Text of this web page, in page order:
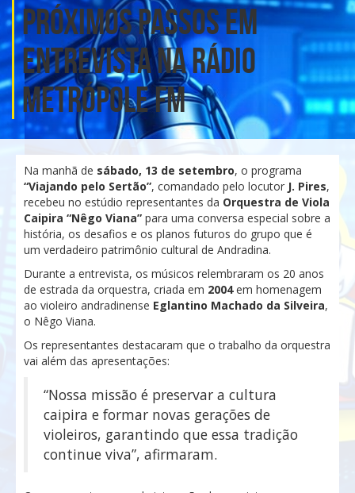
próximos passos em
entrevista na Rádio
Metrópole FM
Na manhã de sábado, 13 de setembro, o programa
“Viajando pelo Sertão”, comandado pelo locutor J. Pires,
recebeu no estúdio representantes da Orquestra de Viola
Caipira “Nêgo Viana” para uma conversa especial sobre a
história, os desafios e os planos futuros do grupo que é
um verdadeiro patrimônio cultural de Andradina.
Durante a entrevista, os músicos relembraram os 20 anos
de estrada da orquestra, criada em 2004em homenagem
ao violeiro andradinense Eglantino Machado da Silveira,
o Nêgo Viana.
Os representantes destacaram que o trabalho da orquestra
vai além das apresentações:
“Nossa missão é preservar a cultura
caipira e formar novas gerações de
violeiros, garantindo que essa tradição
continue viva”, afirmaram.